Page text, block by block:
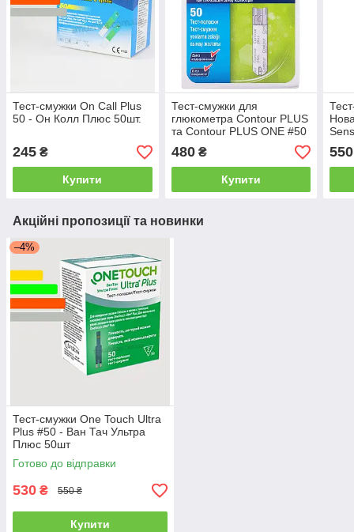
Тест-смужки On Call Plus
50 - Он Колл Плюс 50шт.
245 ₴
Купити
Тест-смужки для
глюкометра Contour PLUS
та Contour PLUS ONE #50
- Контур ПЛЮС тест
смужки #50 шт
480₴
Купити
550
Акційні пропозиції та новинки
–4%
Тест-смужки One Touch Ultra
Plus #50 - Ван Тач Ультра
Плюс 50шт
Готово до відправки
530 ₴ 550 ₴
Купити